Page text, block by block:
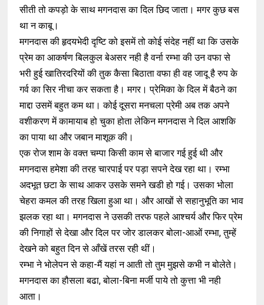
सीती तो कपड़ो के साथ मगनदास का दिल छिद जाता। मगर कुछ बस
था न काबू।
मगनदास की हृदयभेदी दृष्टि को इसमें तो कोई संदेह नहीं था कि उसके
प्रेम का आकर्षण बिलकुल बेअसर नही है वर्ना रम्भा की उन वफा से
भरी हुई खातिरदरियों की तुक कैसा बिठाता वफा ही वह जादू है रुप के
गर्व का सिर नीचा कर सकता है। मगर। प्रेमिका के दिल में बैठने का
माद्दा उसमें बहुत कम था। कोई दूसरा मनचला प्रेमी अब तक अपने
वशीकरण में कामायाब हो चुका होता लेकिन मगनदास ने दिल आशकि
का पाया था और जबान माशूक की।
एक रोज शाम के वक्त चम्पा किसी काम से बाजार गई हुई थी और
मगनदास हमेशा की तरह चारपाई पर पड़ा सपने देख रहा था। रम्भा
अदभूत छटा के साथ आकर उसके समने खडी हो गई। उसका भोला
चेहरा कमल की तरह खिला हुआ था। और आखों से सहानुभूति का भाव
झलक रहा था। मगनदास ने उसकी तरफ पहले आश्चर्य और फिर प्रेम
की निगाहों से देखा और दिल पर जोर डालकर बोला-आओं रम्भा, तुम्हें
देखने को बहुत दिन से आँखें तरस रही थीं।
रम्भा ने भोलेपन से कहा-मैं यहां न आती तो तुम मुझसे कभी न बोलेते।
मगनदास का हौसला बढा, बोला-बिना मर्जी पाये तो कुत्ता भी नही
आता।